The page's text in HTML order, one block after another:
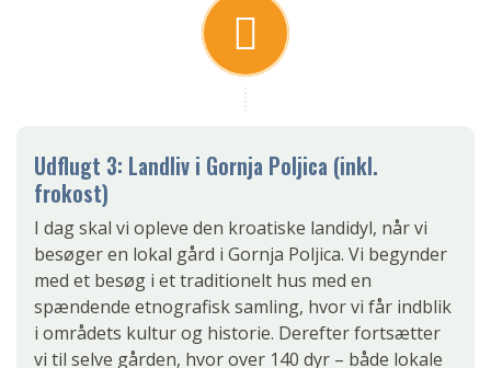
Udflugt 3: Landliv i Gornja Poljica (inkl.
frokost)
I dag skal vi opleve den kroatiske landidyl, når vi
besøger en lokal gård i Gornja Poljica. Vi begynder
med et besøg i et traditionelt hus med en
spændende etnografisk samling, hvor vi får indblik
i områdets kultur og historie. Derefter fortsætter
vi til selve gården, hvor over 140 dyr – både lokale